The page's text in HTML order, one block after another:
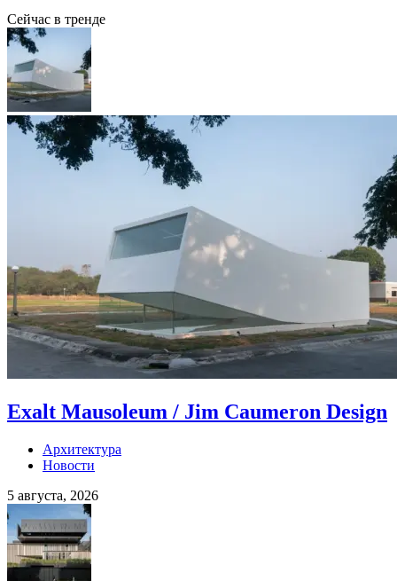
Сейчас в тренде
Exalt Mausoleum / Jim Caumeron Design
Архитектура
Новости
5 августа, 2026